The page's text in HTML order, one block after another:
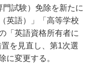
試験）免除を新たに
英語）」「高等学校
「英語資格所有者に
を見直し、第1次選
に変更する。